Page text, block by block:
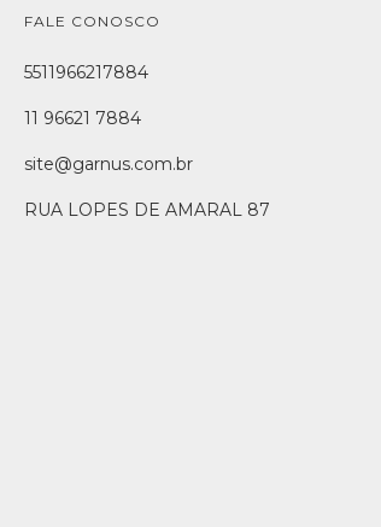
FALE CONOSCO
5511966217884
11 96621 7884
site@garnus.com.br
RUA LOPES DE AMARAL 87